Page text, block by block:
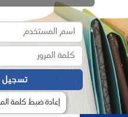
إعادة ضبط كلمة